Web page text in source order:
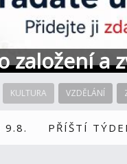
založení a
KULTURA VZDĚLÁNÍ
9.8. PŘÍŠTÍ